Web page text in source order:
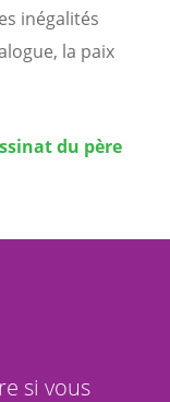
inégalités
la paix
du père
si vous